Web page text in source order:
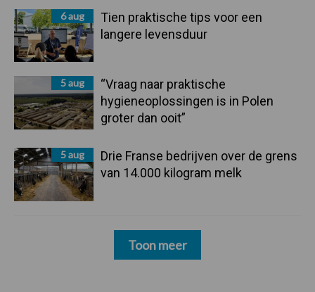
6 aug
Tien praktische tips voor een
langere levensduur
5 aug
“Vraag naar praktische
hygieneoplossingen is in Polen
groter dan ooit”
5 aug
Drie Franse bedrijven over de grens
van 14.000 kilogram melk
Toon meer